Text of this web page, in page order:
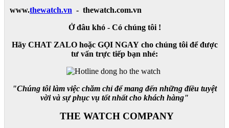
www.thewatch.vn - thewatch.com.vn
Ở đâu khó - Có chúng tôi !
Hãy CHAT ZALO hoặc GỌI NGAY cho chúng tôi để được
tư vấn trực tiếp bạn nhé:
"Chúng tôi làm việc chăm chỉ để mang đến những điều tuyệt
vời và sự phục vụ tốt nhất cho khách hàng"
THE WATCH COMPANY